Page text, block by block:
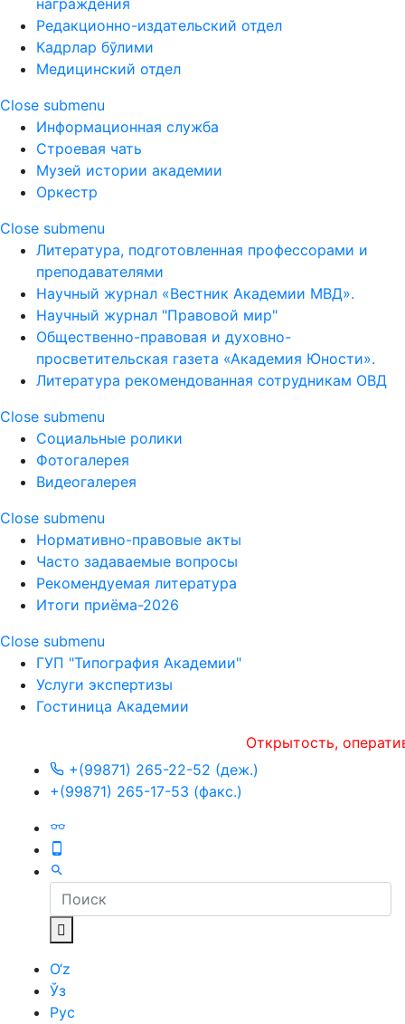
награждения
Редакционно-издательский отдел
Кадрлар бўлими
Медицинский отдел
Close submenu
Информационная служба
Строевая чать
Музей истории академии
Оркестр
Close submenu
Литература, подготовленная профессорами и
преподавателями
Научный журнал «Вестник Академии МВД».
Научный журнал "Правовой мир"
Общественно-правовая и духовно-
просветительская газета «Академия Юности».
Литература рекомендованная сотрудникам ОВД
Close submenu
Социальные ролики
Фотогалерея
Видеогалерея
Close submenu
Нормативно-правовые акты
Часто задаваемые вопросы
Рекомендуемая литература
Итоги приёма-2026
Close submenu
ГУП "Типография Академии"
Услуги экспертизы
Гостиница Академии
Открытость,
+(99871) 265-22-52 (деж.)
+(99871) 265-17-53 (факс.)
O‘z
Ўз
Рус